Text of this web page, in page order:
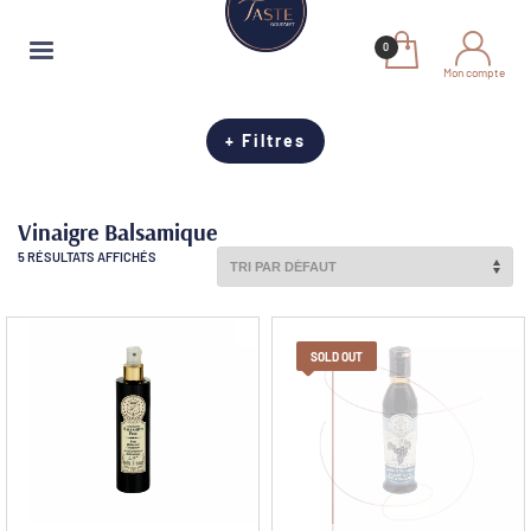
Mon compte
+ Filtres
Vinaigre Balsamique
5 RÉSULTATS AFFICHÉS
SOLD OUT